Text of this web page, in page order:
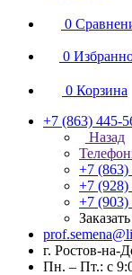
0
0
0 Корзина
+7 (863) 445-
Назад
+7 (863)
+7 (928)
+7 (903)
г. Ростов-на-
Пн. – Пт.: с